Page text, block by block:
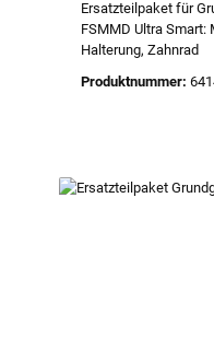
Ersatzteilpaket für
FSMMD Ultra Smart:
Halterung, Zahnrad
Produktnummer: